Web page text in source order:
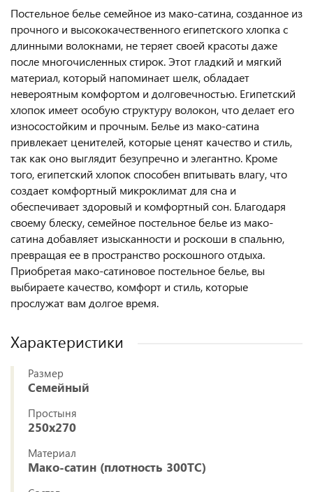
Постельное белье семейное из мако-сатина, созданное из
прочного и высококачественного египетского хлопка с
длинными волокнами, не теряет своей красоты даже
после многочисленных стирок. Этот гладкий и мягкий
материал, который напоминает шелк, обладает
невероятным комфортом и долговечностью. Египетский
хлопок имеет особую структуру волокон, что делает его
износостойким и прочным. Белье из мако-сатина
привлекает ценителей, которые ценят качество и стиль,
так как оно выглядит безупречно и элегантно. Кроме
того, египетский хлопок способен впитывать влагу, что
создает комфортный микроклимат для сна и
обеспечивает здоровый и комфортный сон. Благодаря
своему блеску, семейное постельное белье из мако-
сатина добавляет изысканности и роскоши в спальню,
превращая ее в пространство роскошного отдыха.
Приобретая мако-сатиновое постельное белье, вы
выбираете качество, комфорт и стиль, которые
прослужат вам долгое время.
Характеристики
Размер
Семейный
Простыня
250x270
Материал
Мако-сатин (плотность 300ТС)